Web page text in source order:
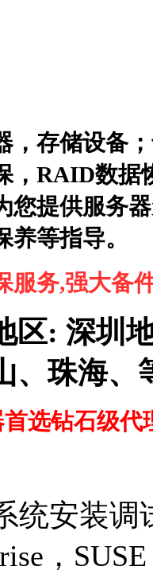
，存储设备
，RAID数据
您提供服务
等指导。
服务,强大备
区: 深圳
、珠海
选钻石级
统安装调
，